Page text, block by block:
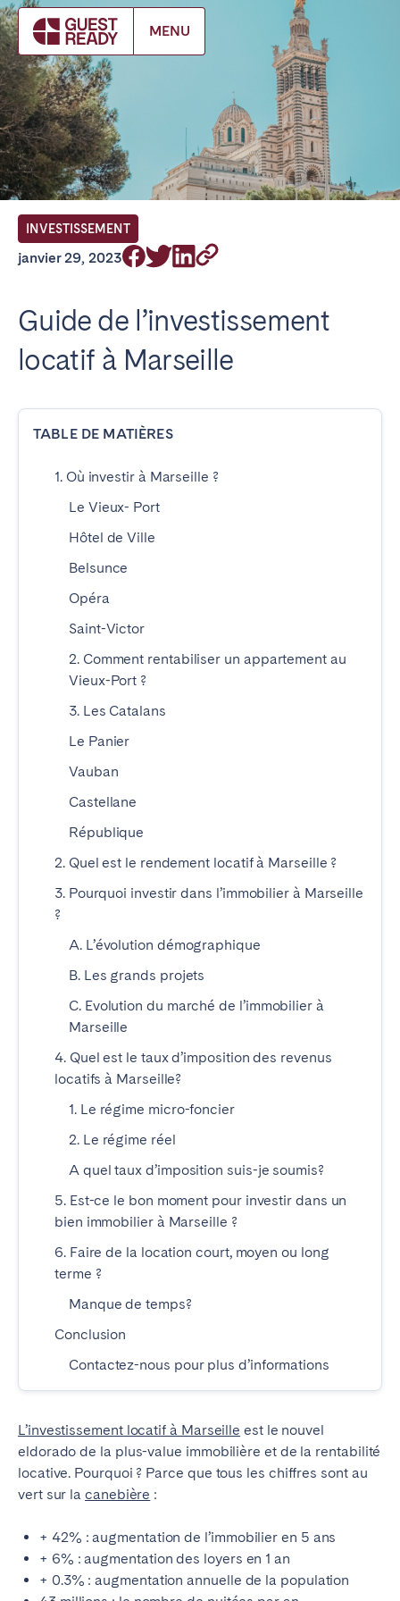
MENU
Make booking
INVESTISSEMENT
janvier 29, 2023
Guide de l’investissement
locatif à Marseille
TABLE DE MATIÈRES
1. Où investir à Marseille ?
Le Vieux- Port
Hôtel de Ville
Belsunce
Opéra
Saint-Victor
2. Comment rentabiliser un appartement au
Vieux-Port ?
3. Les Catalans
Le Panier
Vauban
Castellane
République
2. Quel est le rendement locatif à Marseille ?
3. Pourquoi investir dans l’immobilier à Marseille
?
A. L’évolution démographique
B. Les grands projets
C. Evolution du marché de l’immobilier à
Marseille
4. Quel est le taux d’imposition des revenus
locatifs à Marseille?
1. Le régime micro-foncier
2. Le régime réel
A quel taux d’imposition suis-je soumis?
5. Est-ce le bon moment pour investir dans un
bien immobilier à Marseille ?
6. Faire de la location court, moyen ou long
terme ?
Manque de temps?
Conclusion
Contactez-nous pour plus d’informations
L’investissement locatif à Marseille est le nouvel
eldorado de la plus-value immobilière et de la rentabilité
locative. Pourquoi ? Parce que tous les chiffres sont au
vert sur lacanebière :
+ 42% : augmentation de l’immobilier en 5 ans
+ 6% : augmentation des loyers en 1 an
+ 0.3% : augmentation annuelle de la population
FR Select service of interest
Trouvez votre emplacement
ANGLETERRE
Londres
ÉMIRATS ARABES UNIS
Barcelone
Saint-Sébastien
FRANCE
Bassin d’Arcachon
Nice
Lisbonne
Setúbal